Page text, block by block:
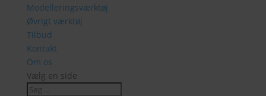
Modelleringsværktøj
Øvrigt værktøj
Tilbud
Kontakt
Om os
Vælg en side